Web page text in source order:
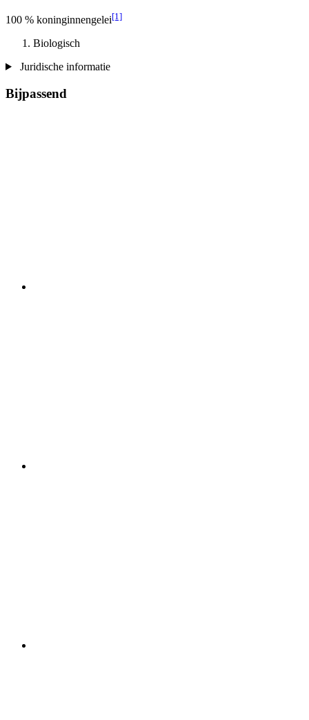
100 % koninginnengelei[1]
Biologisch
Juridische informatie
Bijpassend